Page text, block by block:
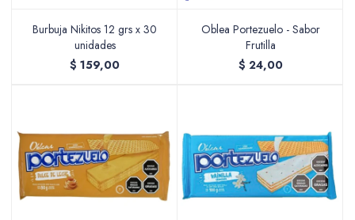
Burbuja Nikitos 12 grs x 30
unidades
$ 159,00
Oblea Portezuelo - Sabor
Frutilla
$ 24,00